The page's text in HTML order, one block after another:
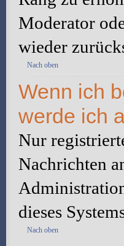
Moderator
wieder
Nach oben
Wenn ich
werde ich
Nur
Nachrichten
dieses
Nach oben